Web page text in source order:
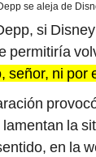
se aleja de
si
permitiría
señor, ni por
la
en la